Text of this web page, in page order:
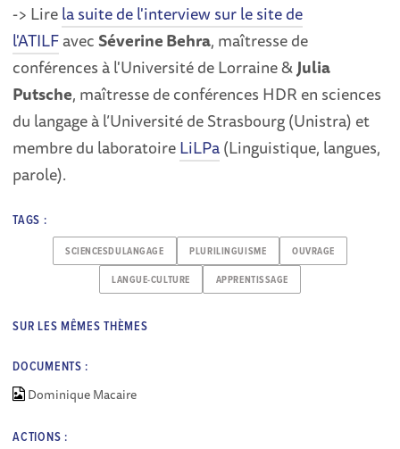
-> Lirela suite de l'interview sur le site de
l'ATILFavecSéverine Behra, maîtresse de
conférences à l'Université de Lorraine &Julia
Putsche, maîtresse de conférences HDR en sciences
du langage à l’Université de Strasbourg (Unistra) et
membre du laboratoireLiLPa(Linguistique, langues,
parole).
TAGS :
SCIENCESDULANGAGE PLURILINGUISME OUVRAGE
LANGUE-CULTURE APPRENTISSAGE
SUR LES MÊMES THÈMES
DOCUMENTS :
Dominique Macaire
ACTIONS :